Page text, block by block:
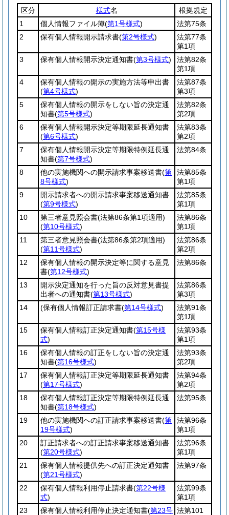
区分
様式名
根拠規定
1
個人情報ファイル簿(第1号様式)
法第75条
2
保有個人情報開示請求書(第2号様式)
法第77条
第1項
3
保有個人情報開示決定通知書(第3号様式)
法第82条
第1項
4
保有個人情報の開示の実施方法等申出書
(第4号様式)
法第87条
第3項
5
保有個人情報の開示をしない旨の決定通
知書(第5号様式)
法第82条
第2項
6
保有個人情報開示決定等期限延長通知書
(第6号様式)
法第83条
第2項
7
保有個人情報開示決定等期限特例延長通
知書(第7号様式)
法第84条
8 他の実施機関への開示請求事案移送書(第
8号様式)
法第85条
第1項
9
開示請求者への開示請求事案移送通知書
(第9号様式)
法第85条
第1項
10
第三者意見照会書(法第86条第1項適用)
(第10号様式)
法第86条
第1項
11
第三者意見照会書(法第86条第2項適用)
(第11号様式)
法第86条
第2項
12
保有個人情報の開示決定等に関する意見
書(第12号様式)
法第86条
13
開示決定通知を行った旨の反対意見書提
出者への通知書(第13号様式)
法第86条
第3項
14
(保有個人情報訂正請求書(第14号様式)
法第91条
第1項
15
保有個人情報訂正決定通知書(第15号様
式)
法第93条
第1項
16
保有個人情報の訂正をしない旨の決定通
知書(第16号様式)
法第93条
第2項
17
保有個人情報訂正決定等期限延長通知書
(第17号様式)
法第94条
第2項
18
保有個人情報訂正決定等期限特例延長通
知書(第18号様式)
法第95条
19 他の実施機関への訂正請求事案移送書(第
19号様式)
法第96条
第1項
20
訂正請求者への訂正請求事案移送通知書
(第20号様式)
法第96条
第1項
21
保有個人情報提供先への訂正決定通知書
(第21号様式)
法第97条
22 保有個人情報利用停止請求書(第22号様
式)
法第99条
第1項
23
保有個人情報利用停止決定通知書(第23号 法第101